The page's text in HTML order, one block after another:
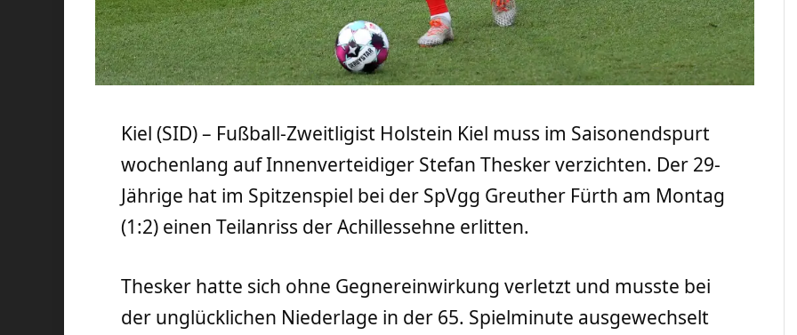
Kiel (SID) – Fußball-Zweitligist Holstein Kiel muss im Saisonendspurt
wochenlang auf Innenverteidiger Stefan Thesker verzichten. Der 29-
Jährige hat im Spitzenspiel bei der SpVgg Greuther Fürth am Montag
(1:2) einen Teilanriss der Achillessehne erlitten.
Thesker hatte sich ohne Gegnereinwirkung verletzt und musste bei
der unglücklichen Niederlage in der 65. Spielminute ausgewechselt